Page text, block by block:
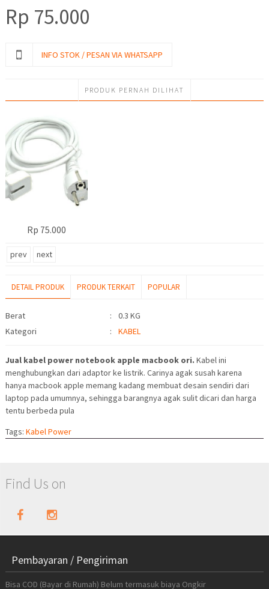
Rp 75.000
INFO STOK / PESAN VIA WHATSAPP
PRODUK PERNAH DILIHAT
Rp 75.000
prev next
DETAIL PRODUK PRODUK TERKAIT POPULAR
Detail Produk
Berat :
0.3 KG
Kategori
: KABEL
Jual kabel power notebook apple macbook ori. Kabel ini
menghubungkan dari adaptor ke listrik. Carinya agak susah karena
hanya macbook apple memang kadang membuat desain sendiri dari
laptop pada umumnya, sehingga barangnya agak sulit dicari dan harga
tentu berbeda pula
Tags: Kabel Power
Find Us on
Pembayaran / Pengiriman
Bisa COD (Bayar di Rumah) Belum termasuk biaya Ongkir